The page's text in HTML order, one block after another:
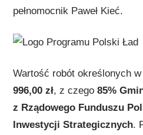
pełnomocnik Paweł Kieć.
Wartość robót określonych
996,00 zł, z czego 85%
z Rządowego Funduszu
Inwestycji Strategicznych.